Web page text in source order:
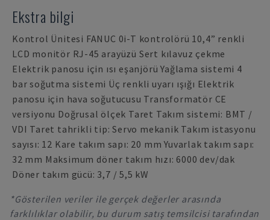
Ekstra bilgi
Kontrol Ünitesi FANUC 0i-T kontrolörü 10,4” renkli
LCD monitör RJ-45 arayüzü Sert kılavuz çekme
Elektrik panosu için ısı eşanjörü Yağlama sistemi 4
bar soğutma sistemi Üç renkli uyarı ışığı Elektrik
panosu için hava soğutucusu Transformatör CE
versiyonu Doğrusal ölçek Taret Takım sistemi: BMT /
VDI Taret tahrikli tip: Servo mekanik Takım istasyonu
sayısı: 12 Kare takım sapı: 20 mm Yuvarlak takım sapı:
32 mm Maksimum döner takım hızı: 6000 dev/dak
Döner takım gücü: 3,7 / 5,5 kW
*Gösterilen veriler ile gerçek değerler arasında
farklılıklar olabilir, bu durum satış temsilcisi tarafından